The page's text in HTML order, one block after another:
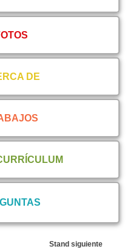
DE
Stand siguiente